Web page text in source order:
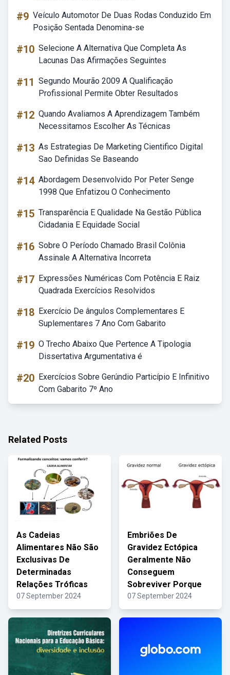
#9 Veículo Automotor De Duas Rodas Conduzido Em
Posição Sentada Denomina-se
#10 Selecione A Alternativa Que Completa As
Lacunas Das Afirmações Seguintes
#11 Segundo Mourão 2009 A Qualificação
Profissional Permite Obter Resultados
#12 Quando Avaliamos A Aprendizagem Também
Necessitamos Escolher As Técnicas
#13 As Estrategias De Marketing Cientifico Digital
Sao Definidas Se Baseando
#14 Abordagem Desenvolvido Por Peter Senge
1998 Que Enfatizou O Conhecimento
#15 Transparência E Qualidade Na Gestão Pública
Cidadania E Equidade Social
#16 Sobre O Período Chamado Brasil Colônia
Assinale A Alternativa Incorreta
#17 Expressões Numéricas Com Potência E Raiz
Quadrada Exercícios Resolvidos
#18 Exercício De ângulos Complementares E
Suplementares 7 Ano Com Gabarito
#19 O Trecho Abaixo Que Pertence A Tipologia
Dissertativa Argumentativa é
#20 Exercícios Sobre Gerúndio Particípio E Infinitivo
Com Gabarito 7º Ano
Related Posts
As Cadeias
Alimentares Não São
Exclusivas De
Determinadas
Relações Tróficas
07 September 2024
Embriões De
Gravidez Ectópica
Geralmente Não
Conseguem
Sobreviver Porque
07 September 2024